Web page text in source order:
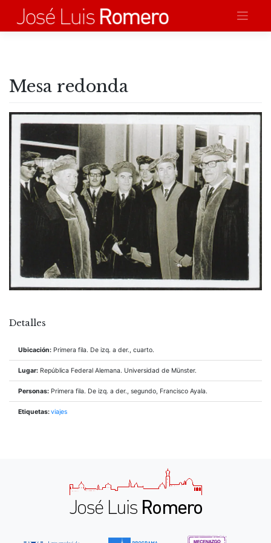
contenido
Mesa redonda
Detalles
Ubicación: Primera fila. De izq. a der., cuarto.
Lugar: República Federal Alemana. Universidad de Münster.
Personas: Primera fila. De izq. a der., segundo, Francisco Ayala.
Etiquetas:viajes